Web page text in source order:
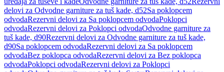
delovi za Odvodne garniture za tuš kade, d52Sa poklopcem
odvodaRezervni delovi za Sa poklopcem odvodaPoklopci
odvodaRezervni delovi za Poklopci odvodaOdvodne garniture za
tuš kade, d90Rezervni delovi za Odvodne garniture za tuš kade,
d90Sa poklopcem odvodaRezervni delovi za Sa poklopcem
odvodaBez poklopca odvodaRezervni delovi za Bez poklopca
odvodaPoklopci odvodaRezervni delovi za Poklopci